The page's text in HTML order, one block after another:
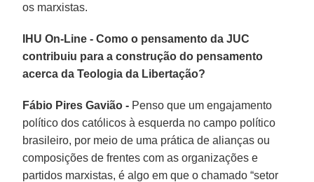
os marxistas.
IHU On-Line - Como o pensamento da JUC
contribuiu para a construção do pensamento
acerca da Teologia da Libertação?
Fábio Pires Gavião - Penso que um engajamento
político dos católicos à esquerda no campo político
brasileiro, por meio de uma prática de alianças ou
composições de frentes com as organizações e
partidos marxistas, é algo em que o chamado “setor